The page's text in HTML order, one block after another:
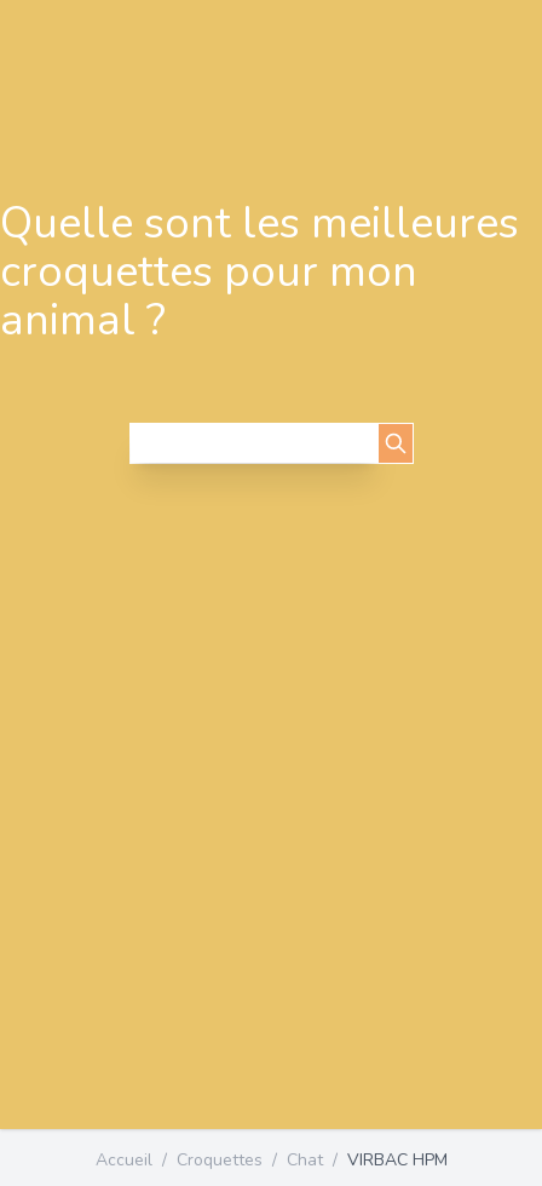
Quelle sont les meilleures
croquettes pour mon
animal ?
Accueil / Croquettes / Chat / VIRBAC HPM